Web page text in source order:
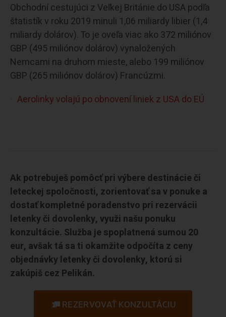
Obchodní cestujúci z Veľkej Británie do USA podľa
štatistík v roku 2019 minuli 1,06 miliardy libier (1,4
miliardy dolárov). To je oveľa viac ako 372 miliónov
GBP (495 miliónov dolárov) vynaložených
Nemcami na druhom mieste, alebo 199 miliónov
GBP (265 miliónov dolárov) Francúzmi.
Aerolinky volajú po obnovení liniek z USA do EÚ
Ak potrebuješ pomôcť pri výbere destinácie či
leteckej spoločnosti, zorientovať sa v ponuke a
dostať kompletné poradenstvo pri rezervácii
letenky či dovolenky, využi našu ponuku
konzultácie. Služba je spoplatnená sumou 20
eur, avšak tá sa ti okamžite odpočíta z ceny
objednávky letenky či dovolenky, ktorú si
zakúpiš cez Pelikán.
REZERVOVAŤ KONZULTÁCIU